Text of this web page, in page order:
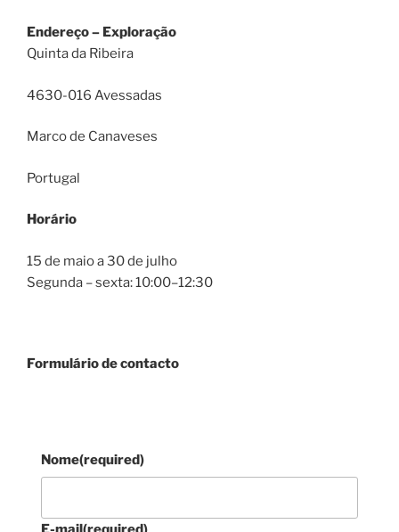
Endereço – Exploração
Quinta da Ribeira
4630-016 Avessadas
Marco de Canaveses
Portugal
Horário
15 de maio a 30 de julho
Segunda – sexta: 10:00–12:30
Formulário de contacto
Nome(required)